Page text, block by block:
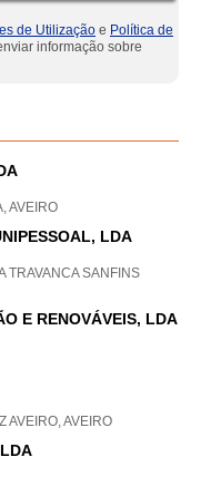
de Utilização e Política de
informação sobre
AVEIRO
LDA
TRAVANCA SANFINS
E RENOVÁVEIS, LDA
AVEIRO, AVEIRO